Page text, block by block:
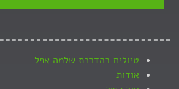
טיולים בהדרכת שלמה אפל
אודות